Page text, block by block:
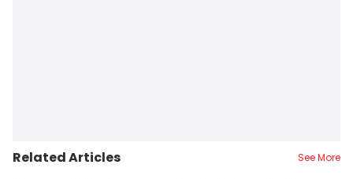
Related Articles See More